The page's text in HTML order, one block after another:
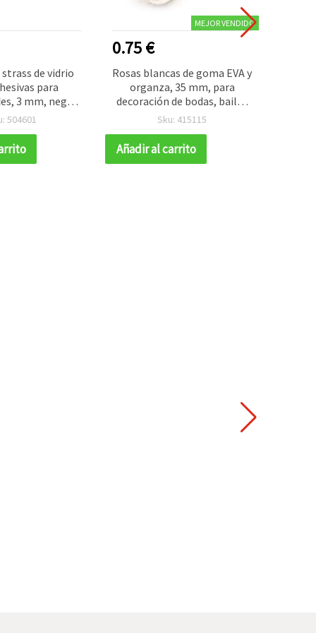
strass de vidrio
para
3 mm, negro,
uds)
504601
MEJOR VENDIDO
0.75 €
Rosas blancas de goma EVA y
organza, 35 mm, para
decoración de bodas, bailes
de graduación y
Sku: 415115
Añadir al carrito